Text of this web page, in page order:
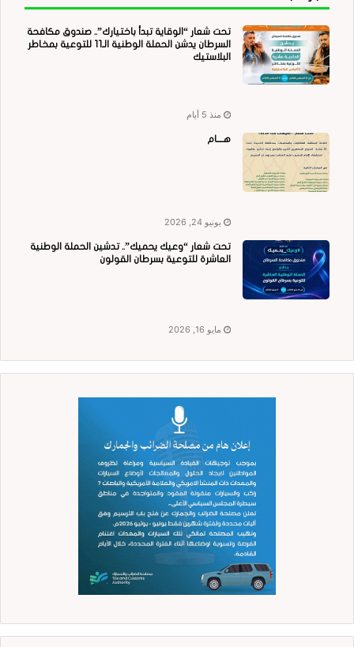
تحت شعار “الوقاية تبدأ باختيارك”.. صندوق مكافحة
السرطان يدشن الحملة الوطنية الـ11 للتوعية بمخاطر
البلاستيك
منذ 5 أيام
هــــام
يونيو 24, 2026
تحت شعار “وعيك يحميك”.. تدشين الحملة الوطنية
العاشرة للتوعية بسرطان القولون
مايو 16, 2026